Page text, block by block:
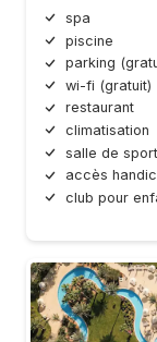
spa
piscine
parking
wi-fi (gratuit)
restaurant
climatisation
salle de sport
accès
club pour